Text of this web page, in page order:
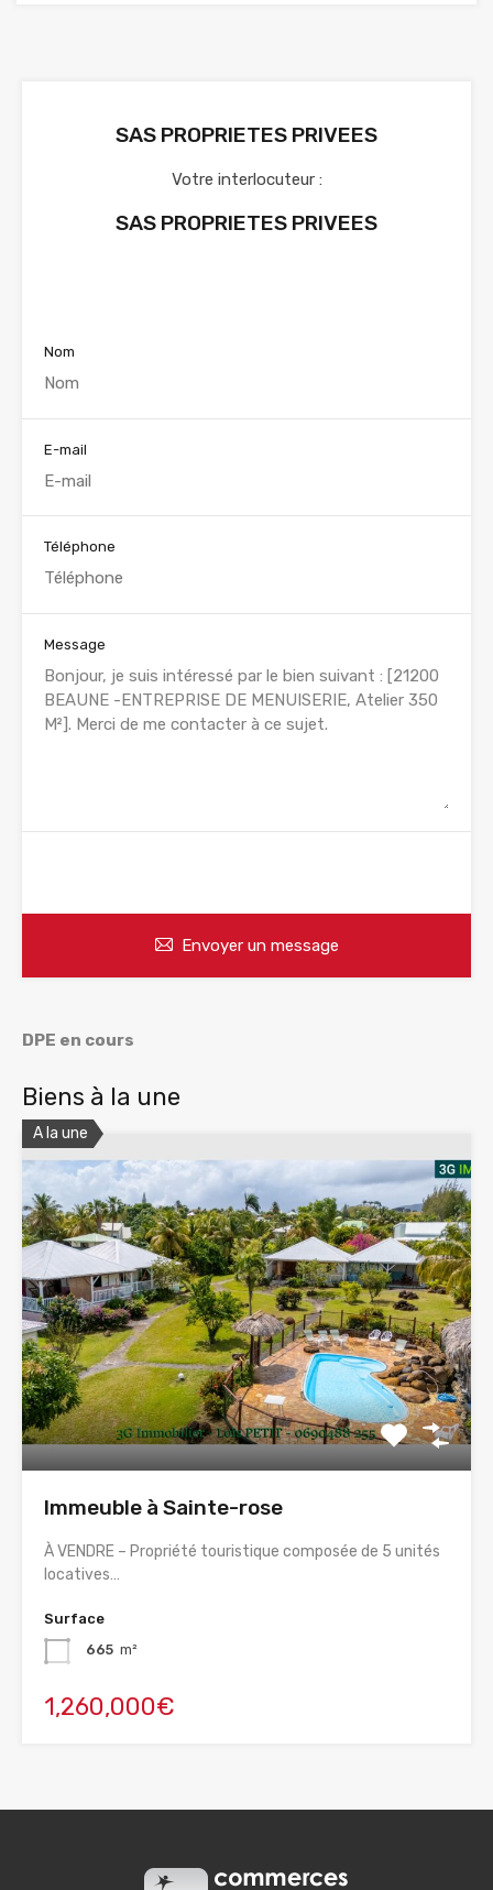
SAS PROPRIETES PRIVEES
Votre interlocuteur :
SAS PROPRIETES PRIVEES
Nom
E-mail
Téléphone
Message
Envoyer un message
DPE en cours
Biens à la une
A la une
Immeuble à Sainte-rose
À VENDRE – Propriété touristique composée de 5 unités
locatives…
Surface
665 m²
1,260,000€